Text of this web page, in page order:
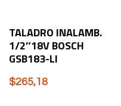
TALADRO INALAMB.
1/2″18V BOSCH
GSB183-LI
$265,18